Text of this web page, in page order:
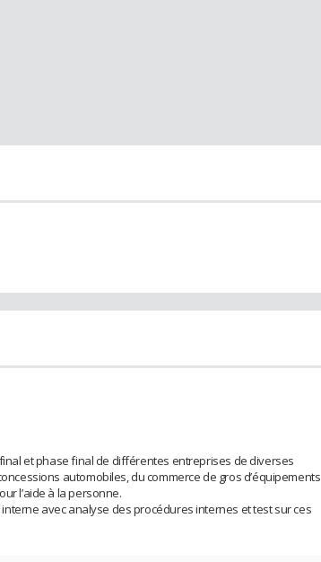
et phase final de différentes entreprises de diverses
automobiles, du commerce de gros d’équipements
l’aide à la personne.
avec analyse des procédures internes et test sur ces